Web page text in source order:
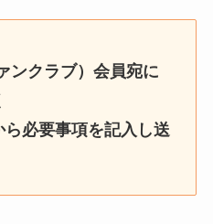
ンクラブ）会員宛に
必要事項を記入し送